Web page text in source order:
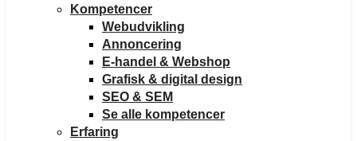
Kompetencer
Webudvikling
Annoncering
E-handel & Webshop
Grafisk & digital design
SEO & SEM
Se alle kompetencer
Erfaring